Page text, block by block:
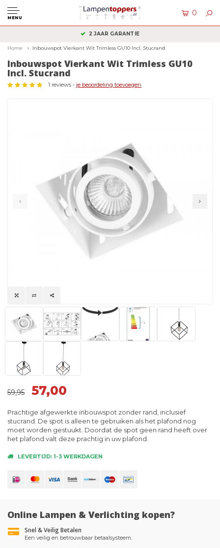
MENU
0
2 JAAR GARANTIE
Home Inbouwspot Vierkant Wit Trimless GU10 Incl. Stucrand
Inbouwspot Vierkant Wit Trimless GU10
Incl. Stucrand
1 reviews - je beoordeling toevoegen
59,95 57,00
Prachtige afgewerkte inbouwspot zonder rand, inclusief
stucrand. De spot is alleen te gebruiken als het plafond nog
moet worden gestuukt. Doordat de spot geen rand heeft over
het plafond valt deze prachtig in uw plafond.
LEVERTIJD: 1-3 WERKDAGEN
Online Lampen & Verlichting kopen?
Snel & Veilig Betalen
Een veilig en betrouwbaar betaalsysteem.